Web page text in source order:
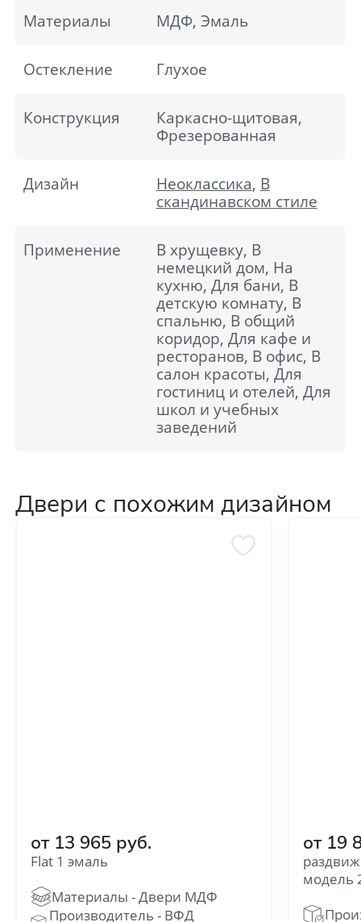
Материалы МДФ, Эмаль
Остекление Глухое
Конструкция
Каркасно-щитовая,
Фрезерованная
Дизайн Неоклассика, В
скандинавском стиле
Применение
В хрущевку, В
немецкий дом, На
кухню, Для бани, В
детскую комнату, В
спальню, В общий
коридор, Для кафе и
ресторанов, В офис, В
салон красоты, Для
гостиниц и отелей, Для
школ и учебных
заведений
Двери с похожим дизайном
от 13 965 руб.
Flat 1 эмаль
Производитель - ВФД
от 19
модель